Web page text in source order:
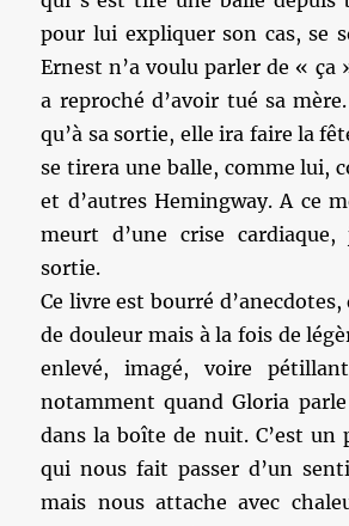
pour lui expliquer son cas, se
Ernest n’a voulu parler de «
a reproché d’avoir tué sa
qu’à sa sortie, elle ira faire la
se tirera une balle, comme lui,
et d’autres Hemingway. A ce
meurt d’une crise
sortie.
Ce livre est bourré d’anecdotes,
de douleur mais à la fois de
enlevé, imagé, voire
notamment quand Gloria
dans la boîte de nuit. C’est un
qui nous fait passer d’un
mais nous attache avec